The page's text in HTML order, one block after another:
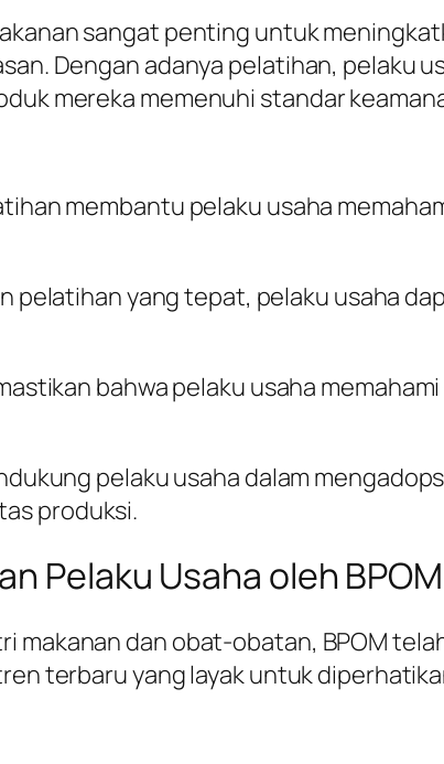
sangat penting untuk
Dengan adanya pelatihan, pelaku
mereka memenuhi standar
membantu pelaku usaha
pelatihan yang tepat, pelaku usaha
bahwa pelaku usaha
pelaku usaha dalam
produksi.
Pelaku Usaha oleh BPOM
makanan dan obat-obatan, BPOM
terbaru yang layak untuk